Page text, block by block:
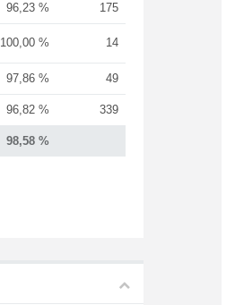
98,58 %
96,23 % 175
100,00 % 14
97,86 % 49
96,82 % 339